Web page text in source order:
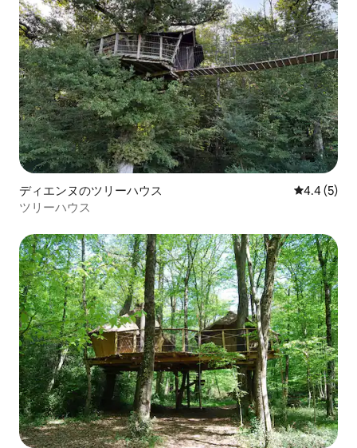
ディエンヌのツリーハウス レビュー5
4.4 (5)
ツリーハウス